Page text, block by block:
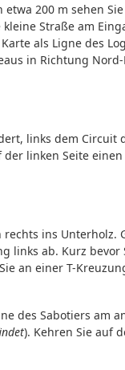
200 m sehen
Straße am
als Ligne des
in Richtung
links dem Circuit
linken Seite
ins Unterholz.
links ab. Kurz bevor
an einer T-
des Sabotiers am
). Kehren Sie auf